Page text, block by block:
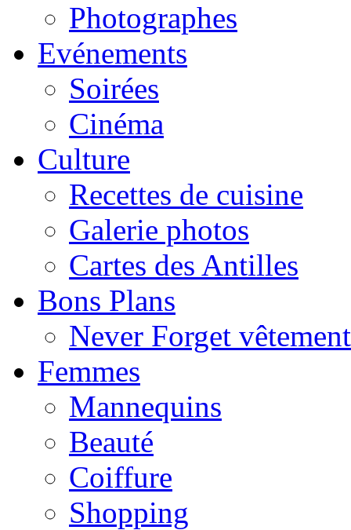
Photographes
Evénements
Soirées
Cinéma
Culture
Recettes de cuisine
Galerie photos
Cartes des Antilles
Bons Plans
Never Forget
Femmes
Mannequins
Beauté
Coiffure
Shopping